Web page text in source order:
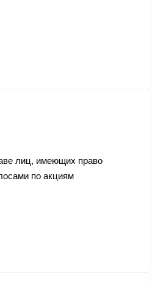
лиц, имеющих право
по акциям